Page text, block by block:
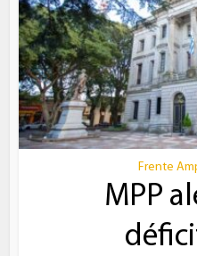
Frente
MPP